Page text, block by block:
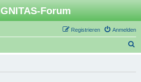
Forum
Anmelden
Registrieren